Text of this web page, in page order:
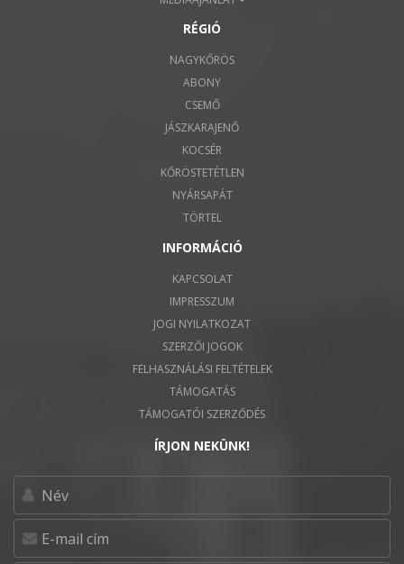
RÉGIÓ
NAGYKŐRÖS
ABONY
CSEMŐ
JÁSZKARAJENŐ
KOCSÉR
KŐRÖSTETÉTLEN
NYÁRSAPÁT
TÖRTEL
INFORMÁCIÓ
KAPCSOLAT
IMPRESSZUM
JOGI NYILATKOZAT
SZERZŐI JOGOK
FELHASZNÁLÁSI FELTÉTELEK
TÁMOGATÁS
TÁMOGATÓI SZERZŐDÉS
ÍRJON NEKÜNK!